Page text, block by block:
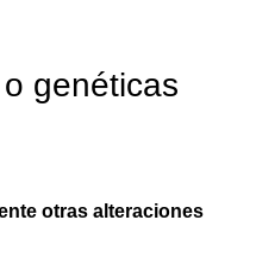
genéticas
otras alteraciones